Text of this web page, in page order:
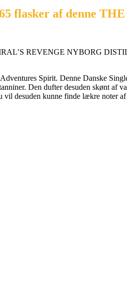
flasker af denne
REVENGE NYBORG
Spirit. Denne Danske
Den dufter desuden skønt af
desuden kunne finde lækre noter